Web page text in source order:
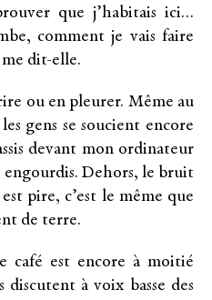
que j’habitais ici…
comment je vais faire
dit-elle.
rire ou en pleurer. Même au
gens se soucient encore
devant mon ordinateur
Dehors, le bruit
pire, c’est le même que
de terre.
café est encore à moitié
discutent à voix basse des